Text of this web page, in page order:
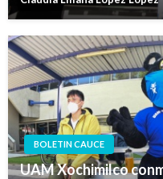
BOLETIN CAUCE
UAM Xochimilco